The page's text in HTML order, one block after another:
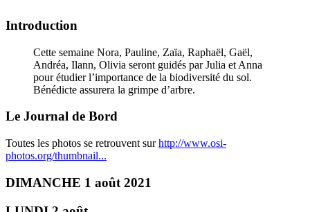
Introduction
Cette semaine Nora, Pauline, Zaïa, Raphaël, Gaël,
Andréa, Ilann, Olivia seront guidés par Julia et Anna
pour étudier l’importance de la biodiversité du sol.
Bénédicte assurera la grimpe d’arbre.
Le Journal de Bord
Toutes les photos se retrouvent surhttp://www.osi-
photos.org/thumbnail...
DIMANCHE 1 août 2021